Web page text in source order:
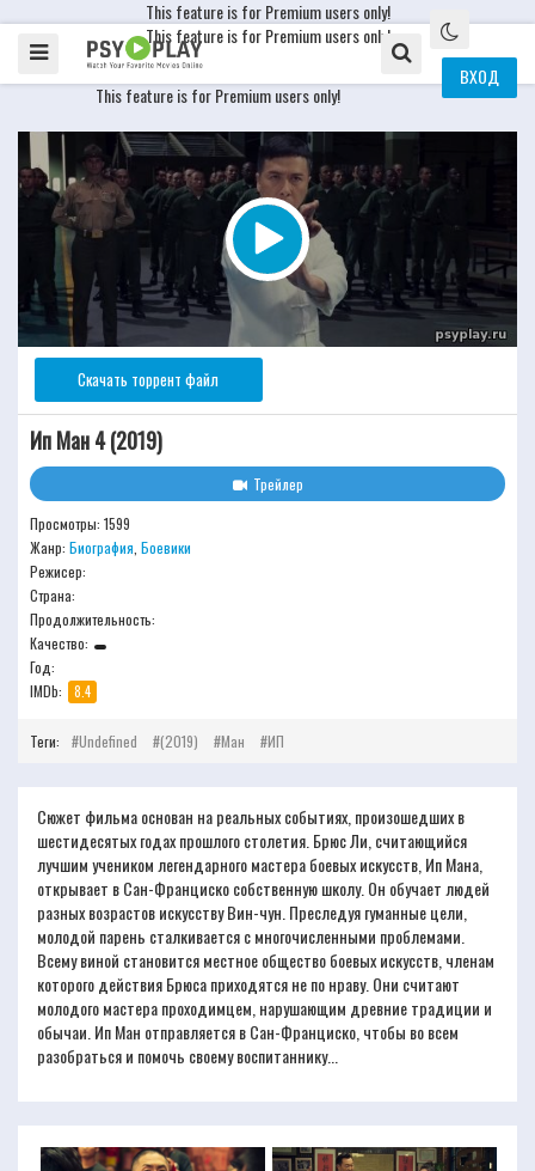
This feature is for Premium users only!
This feature is for Premium users only!
ВХОД
This feature is for Premium users only!
Скачать торрент файл
Ип Ман 4 (2019)
Трейлер
Просмотры: 1599
Жанр: Биография Боевики
Режисер:
Страна:
Продолжительность:
Качество:
Год:
IMDb:
8.4
Теги: Undefined (2019) Ман ИП
Сюжет фильма основан на реальных событиях, произошедших в
шестидесятых годах прошлого столетия. Брюс Ли, считающийся
лучшим учеником легендарного мастера боевых искусств, Ип Мана,
открывает в Сан-Франциско собственную школу. Он обучает людей
разных возрастов искусству Вин-чун. Преследуя гуманные цели,
молодой парень сталкивается с многочисленными проблемами.
Всему виной становится местное общество боевых искусств, членам
которого действия Брюса приходятся не по нраву. Они считают
молодого мастера проходимцем, нарушающим древние традиции и
обычаи. Ип Ман отправляется в Сан-Франциско, чтобы во всем
разобраться и помочь своему воспитаннику...